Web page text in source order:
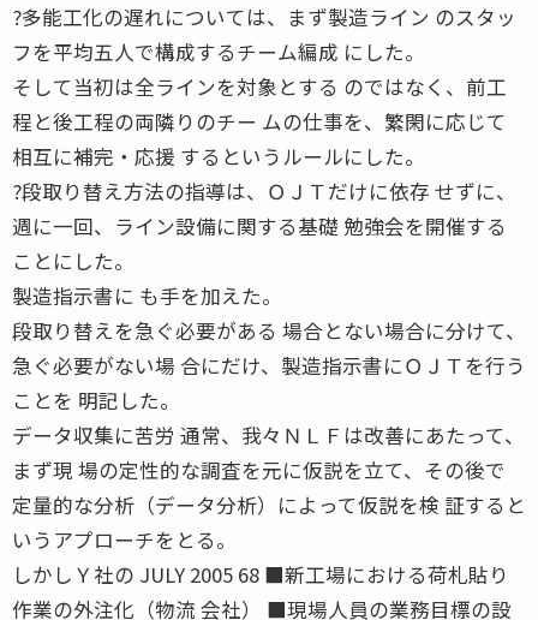
?多能工化の遅れについては、まず製造ライン のスタッ
フを平均五人で構成するチーム編成 にした。
そして当初は全ラインを対象とする のではなく、前工
程と後工程の両隣りのチー ムの仕事を、繁閑に応じて
相互に補完・応援 するというルールにした。
?段取り替え方法の指導は、ＯＪＴだけに依存 せずに、
週に一回、ライン設備に関する基礎 勉強会を開催する
ことにした。
製造指示書に も手を加えた。
段取り替えを急ぐ必要がある 場合とない場合に分けて、
急ぐ必要がない場 合にだけ、製造指示書にＯＪＴを行う
ことを 明記した。
データ収集に苦労 通常、我々ＮＬＦは改善にあたって、
まず現 場の定性的な調査を元に仮説を立て、その後で
定量的な分析（データ分析）によって仮説を検 証すると
いうアプローチをとる。
しかしＹ社の JULY 2005 68 ■新工場における荷札貼り
作業の外注化（物流 会社） ■現場人員の業務目標の設